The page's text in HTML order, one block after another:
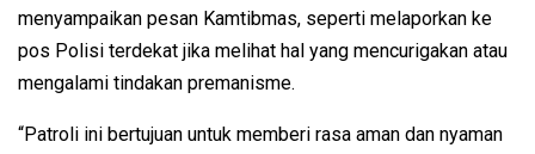
menyampaikan pesan Kamtibmas, seperti melaporkan ke
pos Polisi terdekat jika melihat hal yang mencurigakan atau
mengalami tindakan premanisme.
“Patroli ini bertujuan untuk memberi rasa aman dan nyaman